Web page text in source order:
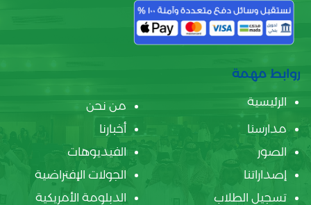
روابط مهمة
الرئيسية
من نحن
مدارسنا
أخبارنا
الصور
الفيديوهات
إصداراتنا
الجولات الإفتراضية
تسجيل الطلاب
الدبلومة الأمريكية